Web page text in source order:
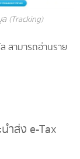
(Tracking)
สามารถอ่านราย
ำส่ง e-Tax